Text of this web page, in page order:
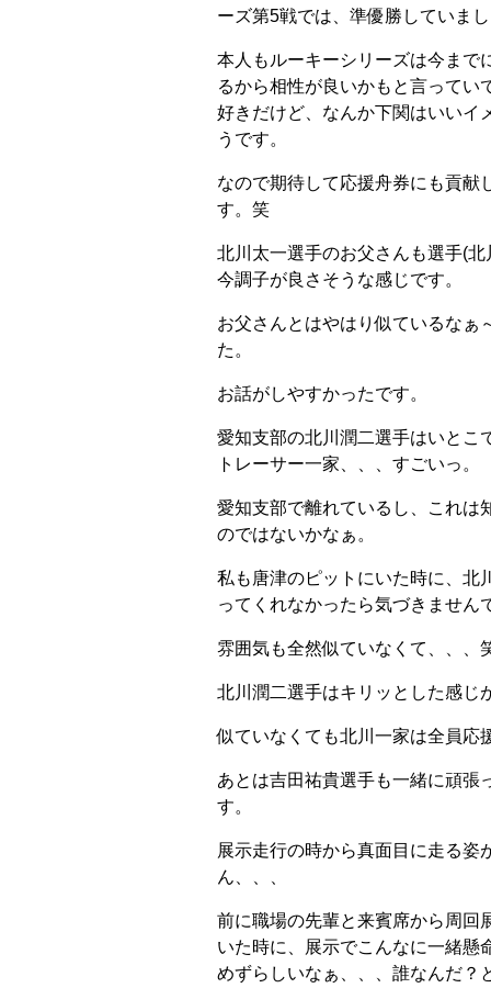
ーズ第5戦では、準優勝していま
本人もルーキーシリーズは今まで
るから相性が良いかもと言ってい
好きだけど、なんか下関はいいイ
うです。
なので期待して応援舟券にも貢献
す。笑
北川太一選手のお父さんも選手(北
今調子が良さそうな感じです。
お父さんとはやはり似ているなぁ
た。
お話がしやすかったです。
愛知支部の北川潤二選手はいとこ
トレーサー一家、、、すごいっ。
愛知支部で離れているし、これは
のではないかなぁ。
私も唐津のピットにいた時に、北
ってくれなかったら気づきません
雰囲気も全然似ていなくて、、、
北川潤二選手はキリッとした感じ
似ていなくても北川一家は全員応
あとは吉田祐貴選手も一緒に頑張
す。
展示走行の時から真面目に走る姿
ん、、、
前に職場の先輩と来賓席から周回
いた時に、展示でこんなに一緒懸
めずらしいなぁ、、、誰なんだ？